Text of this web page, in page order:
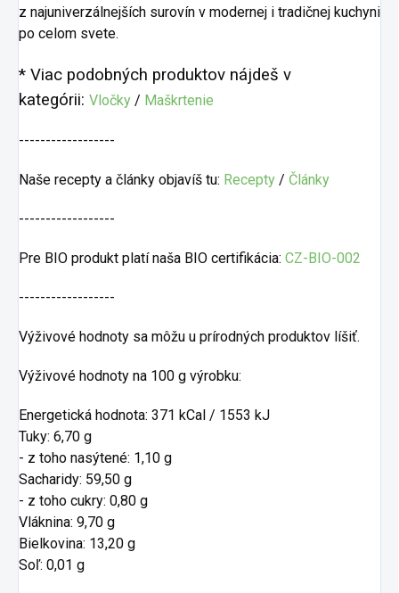
z najuniverzálnejších surovín v modernej i tradičnej kuchyni
po celom svete.
* Viac podobných produktov nájdeš v
kategórii: Vločky / Maškrtenie
------------------
Naše recepty a články objavíš tu: Recepty / Články
------------------
Pre BIO produkt platí naša BIO certifikácia: CZ-BIO-002
------------------
Výživové hodnoty sa môžu u prírodných produktov líšiť.
Výživové hodnoty na 100 g výrobku:
Energetická hodnota: 371 kCal / 1553 kJ
Tuky: 6,70 g
- z toho nasýtené: 1,10 g
Sacharidy: 59,50 g
- z toho cukry: 0,80 g
Vláknina: 9,70 g
Bielkovina: 13,20 g
Soľ: 0,01 g